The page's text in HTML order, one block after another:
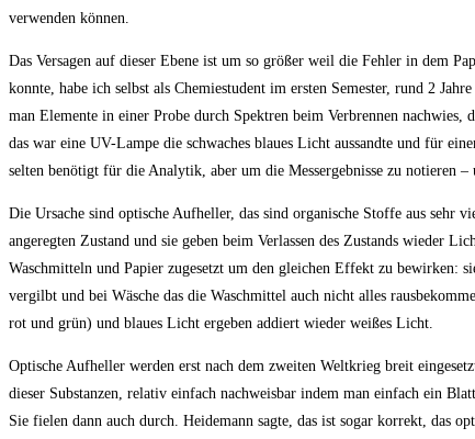
verwenden können.
Das Versagen auf dieser Ebene ist um so größer weil die Fehler in dem
konnte, habe ich selbst als Chemiestudent im ersten Semester, rund 2
man Elemente in einer Probe durch Spektren beim Verbrennen nachwies,
das war eine UV-Lampe die schwaches blaues Licht aussandte und für
selten benötigt für die Analytik, aber um die Messergebnisse zu notieren
Die Ursache sind optische Aufheller, das sind organische Stoffe aus sehr
angeregten Zustand und sie geben beim Verlassen des Zustands wieder
Waschmitteln und Papier zugesetzt um den gleichen Effekt zu bewirken:
vergilbt und bei Wäsche das die Waschmittel auch nicht alles
rot und grün) und blaues Licht ergeben addiert wieder weißes Licht.
Optische Aufheller werden erst nach dem zweiten Weltkrieg breit
dieser Substanzen, relativ einfach nachweisbar indem man einfach ein
Sie fielen dann auch durch. Heidemann sagte, das ist sogar korrekt, das